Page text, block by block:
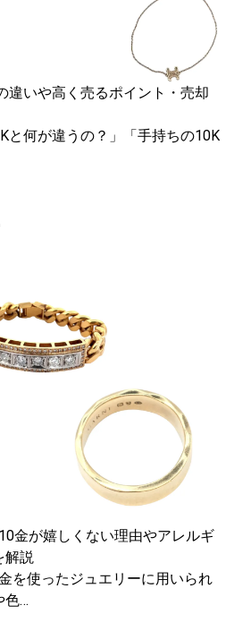
違いや高く売るポイント・売却
と何が違うの？」「手持ちの10K
金が嬉しくない理由やアレルギ
解説
を使ったジュエリーに用いられ
色…